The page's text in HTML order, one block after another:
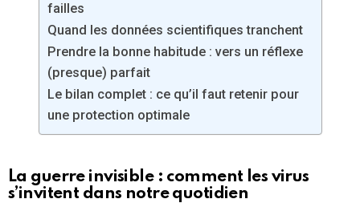
failles
Quand les données scientifiques tranchent
Prendre la bonne habitude : vers un réflexe
(presque) parfait
Le bilan complet : ce qu’il faut retenir pour
une protection optimale
La guerre invisible : comment les virus
s’invitent dans notre quotidien